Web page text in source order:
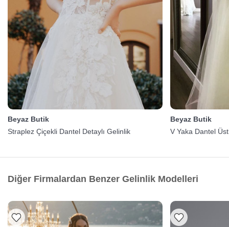
Beyaz Butik
Straplez Çiçekli Dantel Detaylı Gelinlik
Beyaz Butik
V Yaka Dantel
Diğer Firmalardan Benzer Gelinlik Modelleri